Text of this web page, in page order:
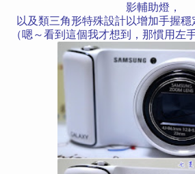
影輔助燈，
以及類三角形特殊設計以增加手握穩
（嗯～看到這個我才想到，那慣用左